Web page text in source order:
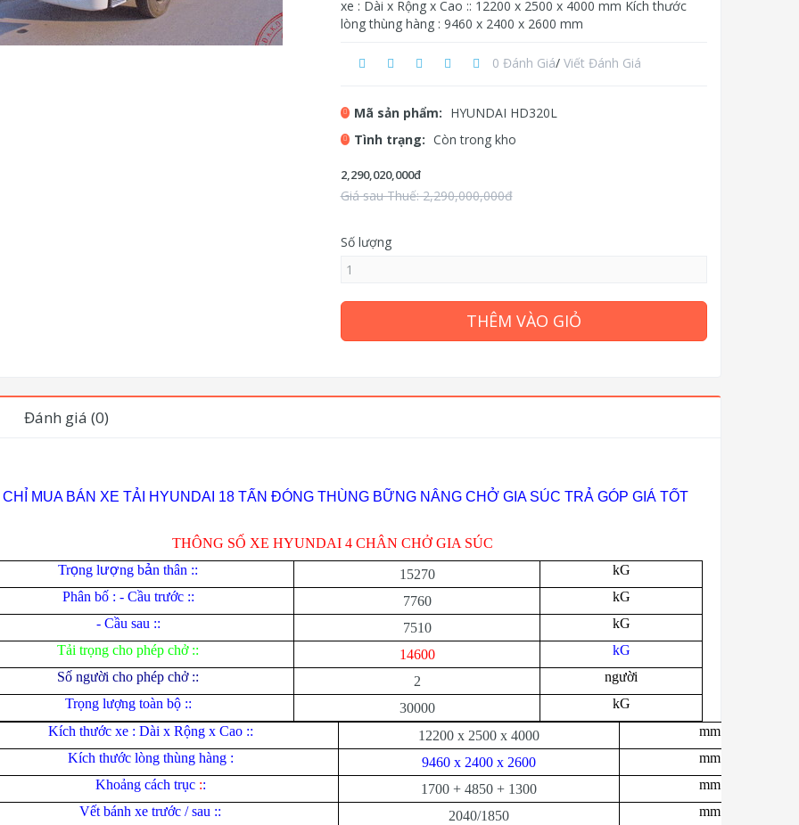
xe : Dài x Rộng x Cao :: 12200 x 2500 x 4000 mm Kích thước
lòng thùng hàng : 9460 x 2400 x 2600 mm
0 Đánh Giá/ Viết Đánh Giá
Mã sản phẩm: HYUNDAI HD320L
Tình trạng: Còn trong kho
2,290,020,000đ
Giá sau Thuế: 2,290,000,000đ
Số lượng
THÊM VÀO GIỎ
Đánh giá (0)
MUA BÁN XE TẢI HYUNDAI 18 TẤN ĐÓNG THÙNG BỮNG NÂNG CHỞ GIA SÚC TRẢ GÓP GIÁ TỐT
THÔNG SỐ XE HYUNDAI 4 CHÂN CHỞ GIA SÚC
Trọng lượng bản thân :: 15270
kG
Phân bố : - Cầu trước ::
7760
kG
- Cầu sau ::
7510
kG
Tải trọng cho phép chở ::
14600
kG
Số người cho phép chở ::
2
người
Trọng lượng toàn bộ ::
30000
kG
Kích thước xe : Dài x Rộng x Cao ::
12200 x 2500 x 4000
mm
Kích thước lòng thùng hàng :
9460 x 2400 x 2600
mm
Khoảng cách trục :: 1700 + 4850 + 1300
mm
Vết bánh xe trước / sau ::
2040/1850
mm